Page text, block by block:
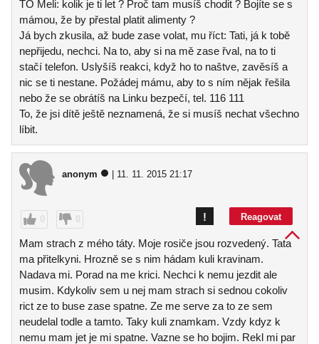
TO Meli: kolik je ti let ? Proč tam musíš chodit ? Bojíte se s
mámou, že by přestal platit alimenty ?
Já bych zkusila, až bude zase volat, mu říct: Tati, já k tobě
nepřijedu, nechci. Na to, aby si na mě zase řval, na to ti
stačí telefon. Uslyšíš reakci, když ho to naštve, zavěsíš a
nic se ti nestane. Požádej mámu, aby to s ním nějak řešila
nebo že se obrátíš na Linku bezpečí, tel. 116 111
To, že jsi dítě ještě neznamená, že si musíš nechat všechno
líbit.
anonym | 11. 11. 2015 21:17
0 0 Reagovat
!
Mam strach z mého táty. Moje rosiče jsou rozvedený. Tata
ma přitelkyni. Hrozně se s nim hádam kuli kravinam.
Nadava mi. Porad na me krici. Nechci k nemu jezdit ale
musim. Kdykoliv sem u nej mam strach si sednou cokoliv
rict ze to buse zase spatne. Ze me serve za to ze sem
neudelal todle a tamto. Taky kuli znamkam. Vzdy kdyz k
nemu mam jet je mi spatne. Vazne se ho bojim. Rekl mi par